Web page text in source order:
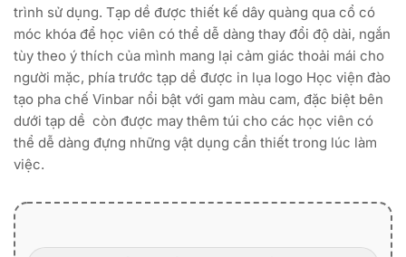
trình sử dụng. Tạp dề được thiết kế dây quàng qua cổ có
móc khóa để học viên có thể dễ dàng thay đổi độ dài, ngắn
tùy theo ý thích của mình mang lại cảm giác thoải mái cho
người mặc, phía trước tạp dề được in lụa logo Học viện đào
tạo pha chế Vinbar nổi bật với gam màu cam, đặc biệt bên
dưới tạp dề còn được may thêm túi cho các học viên có
thể dễ dàng đựng những vật dụng cần thiết trong lúc làm
việc.